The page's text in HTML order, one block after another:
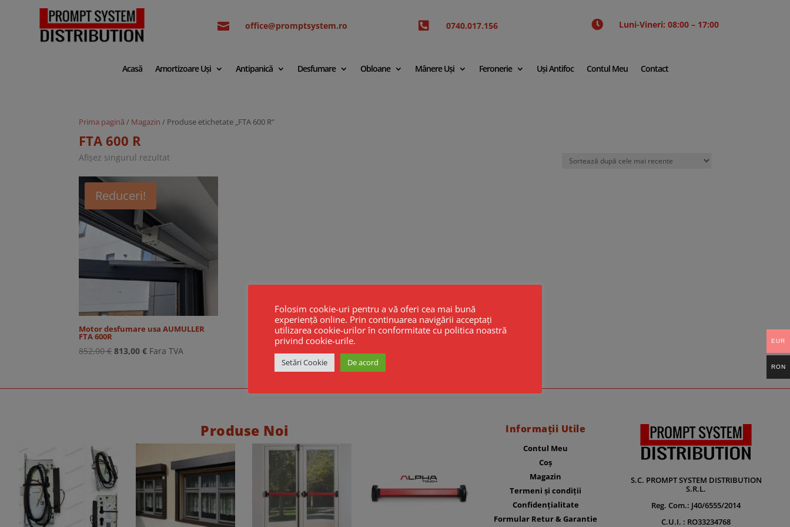
 office@promptsystem.ro  0740.017.156  Luni-Vineri: 08:00 – 17:00
Acasă Amortizoare Uși Antipanică Desfumare Obloane Mânere Uși Feronerie Uși Antifoc Contul Meu Contact
Prima pagină / Magazin / Produse etichetate „FTA 600 R”
FTA 600 R
Afișez singurul rezultat
Reduceri!
Motor desfumare usa AUMULLER
FTA 600R
852,00€ Prețul
fost:
813,00€Prețul
813,00 €.
Fara TVA
Produse Noi Informații Utile
Contul Meu
Coș
Magazin
Termeni și condiții
Confidențialitate
Formular Retur & Garantie
S.C. PROMPT SYSTEM DISTRIBUTION
S.R.L.
Reg. Com.: J40/6555/2014
C.U.I. : RO33234768
Folosim cookie-uri pentru a vă oferi cea mai bună
experiență online. Prin continuarea navigării acceptați
utilizarea cookie-urilor în conformitate cu politica noastră
privind cookie-urile.
Setări Cookie De acord
EUR
RON